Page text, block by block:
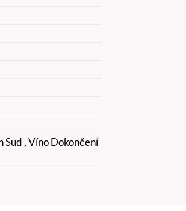
Sud , Víno Dokončení